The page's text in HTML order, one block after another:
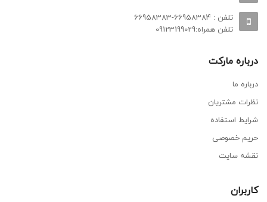
تلفن : 66958384-66958383
تلفن همراه:09123199029
درباره مارکت
درباره ما
نظرات مشتریان
شرایط استفاده
حریم خصوصی
نقشه سایت
کاربران